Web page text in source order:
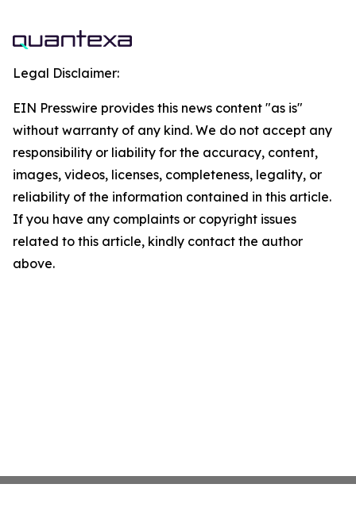
Legal Disclaimer:
EIN Presswire provides this news content "as is"
without warranty of any kind. We do not accept any
responsibility or liability for the accuracy, content,
images, videos, licenses, completeness, legality, or
reliability of the information contained in this article.
If you have any complaints or copyright issues
related to this article, kindly contact the author
above.